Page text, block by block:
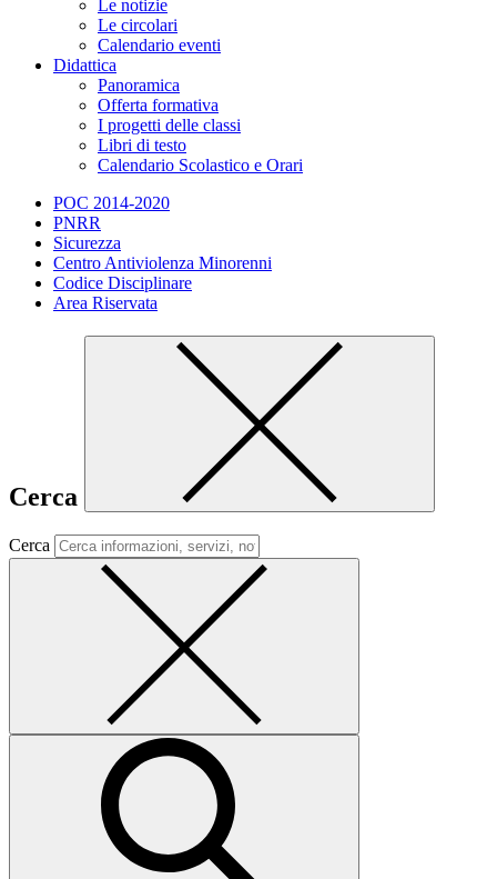
Le notizie
Le circolari
Calendario eventi
Didattica
Panoramica
Offerta formativa
I progetti delle classi
Libri di testo
Calendario Scolastico e Orari
POC 2014-2020
PNRR
Sicurezza
Centro Antiviolenza Minorenni
Codice Disciplinare
Area Riservata
Cerca
Cerca